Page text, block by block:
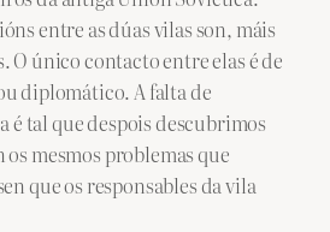
entre as dúas vilas son, máis
O único contacto entre elas é de
diplomático. A falta de
tal que despois descubrimos
mesmos problemas que
que os responsables da vila